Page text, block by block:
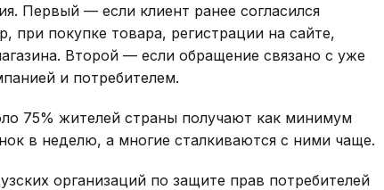
Первый — если клиент ранее согласился
при покупке товара, регистрации на сайте,
Второй — если обращение связано с уже
и потребителем.
75% жителей страны получают как минимум
в неделю, а многие сталкиваются с ними чаще.
организаций по защите прав потребителей